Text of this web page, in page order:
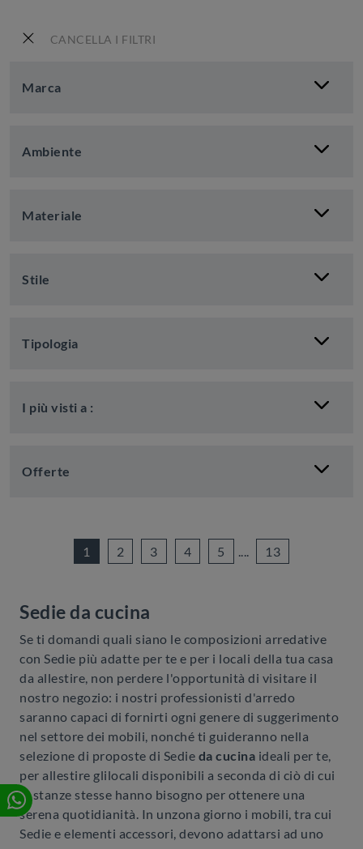
CANCELLA I FILTRI
Marca
Ambiente
Materiale
Stile
Tipologia
I più visti a :
Offerte
1 2 3 4 5 .... 13
Sedie da cucina
Se ti domandi quali siano le composizioni arredative
con Sedie più adatte per te e per i locali della tua casa
da allestire, non perdere l'opportunità di visitare il
nostro negozio: i nostri professionisti d'arredo
saranno capaci di fornirti ogni genere di suggerimento
nel settore dei mobili, nonché ti guideranno nella
selezione di proposte di Sedie da cucina ideali per te,
per allestire glilocali disponibili a seconda di ciò di cui
le stanze stesse hanno bisogno per ottenere una
serena quotidianità. In unzona giorno i mobili, tra cui
Sedie e elementi accessori, devono adattarsi ad uno